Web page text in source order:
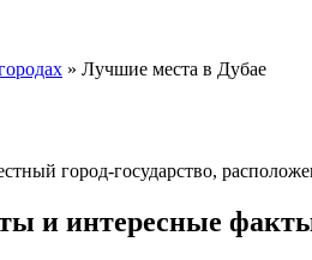
» Лучшие места в Дубае
город-государство,
и интересные